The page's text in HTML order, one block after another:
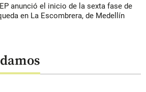
anunció el inicio de la sexta fase de
en La Escombrera, de Medellín